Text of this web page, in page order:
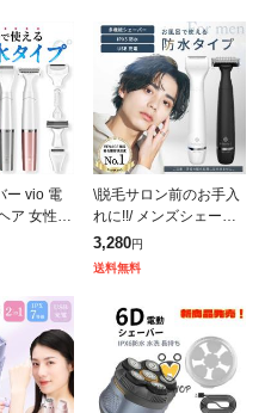
ー vio 電
ア 女性用
シェーバ
ボディ
\脱毛サロン前のお手入
れに!!/ メンズシェーバ
ー ボディシェーバー 電
気シェーバー vioシェー
3,280円
送料無料